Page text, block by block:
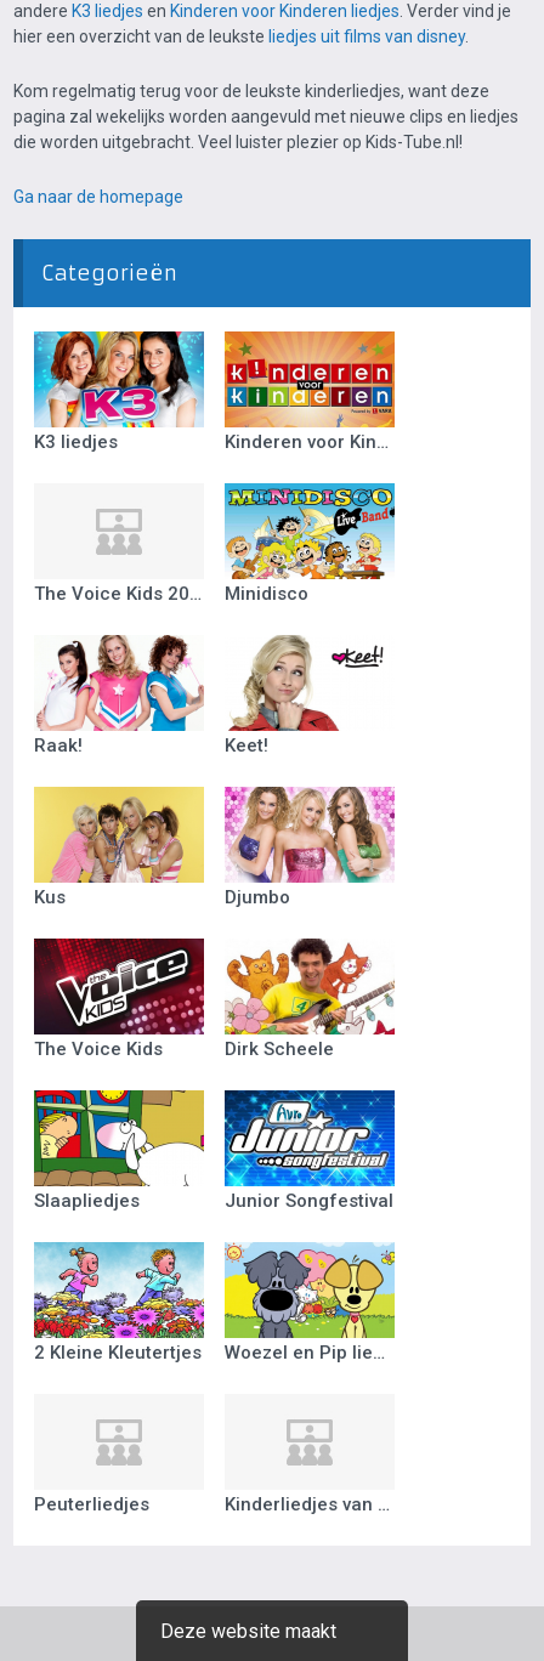
andere K3 liedjes en Kinderen voor Kinderen liedjes . Verder vind je
hier een overzicht van de leukste liedjes uit films van disney.
Kom regelmatig terug voor de leukste kinderliedjes, want deze
pagina zal wekelijks worden aangevuld met nieuwe clips en liedjes
die worden uitgebracht. Veel luister plezier op Kids-Tube.nl!
Ga naar de homepage
Categorieën
K3 liedjes Kinderen voor Kinderen
The Voice Kids 2018 Minidisco
Raak! Keet!
Kus Djumbo
The Voice Kids Dirk Scheele
Slaapliedjes Junior Songfestival
2 Kleine Kleutertjes Woezel en Pip liedjes
Peuterliedjes Kinderliedjes van vroeger
Deze website maakt